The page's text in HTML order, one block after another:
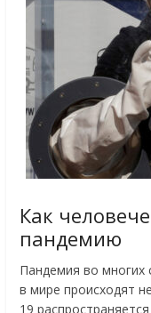
Как
пандемию
Пандемия во многих
в мире происходят
19